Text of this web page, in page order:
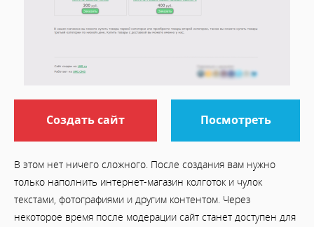
Создать сайт Посмотреть
В этом нет ничего сложного. После создания вам нужно
только наполнить интернет-магазин колготок и чулок
текстами, фотографиями и другим контентом. Через
некоторое время после модерации сайт станет доступен для